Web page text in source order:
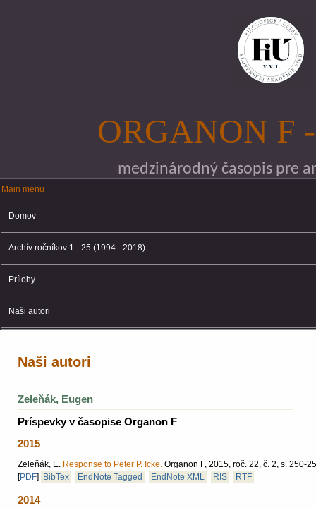
ORGANON F
medzinárodný časopis pre
Main menu
Main menu
Domov
Archív ročníkov 1 - 25 (1994 - 2018)
Prílohy
Naši autori
Naši autori
Zeleňák, Eugen
Príspevky v časopise Organon F
2015
Zeleňák, E. Response to Peter P. Icke. Organon F, 2015, roč. 22, č. 2, s. 250-
[PDF] BibTex EndNote Tagged EndNote XML RIS RTF
2014